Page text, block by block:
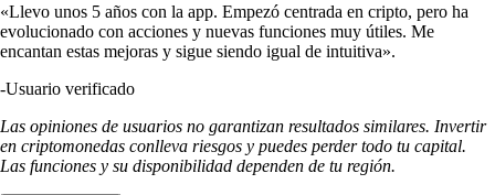
«Llevo unos 5 años con la app. Empezó centrada en cripto, pero ha
evolucionado con acciones y nuevas funciones muy útiles. Me
encantan estas mejoras y sigue siendo igual de intuitiva».
-Usuario verificado
Las opiniones de usuarios no garantizan resultados similares. Invertir
en criptomonedas conlleva riesgos y puedes perder todo tu capital.
Las funciones y su disponibilidad dependen de tu región.